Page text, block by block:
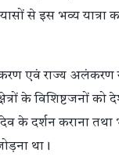
से इस भव्य यात्रा
एवं राज्य अलंकरण
के विशिष्टजनों को
के दर्शन कराना
था।